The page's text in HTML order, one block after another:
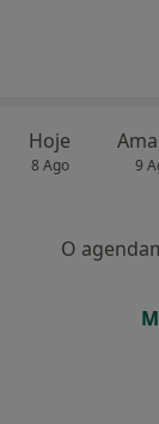
Hoje
8 Ago 9
O